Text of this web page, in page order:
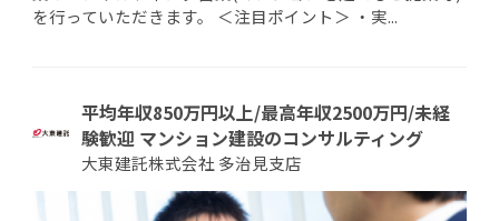
を行っていただきます。 ＜注目ポイント＞ ・実...
平均年収850万円以上/最高年収2500万円/未経
験歓迎 マンション建設のコンサルティング
大東建託株式会社 多治見支店